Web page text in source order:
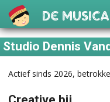
De
Studio Dennis
Actief sinds 2026,